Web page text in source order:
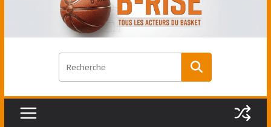
Freek élu MVP
Shai Gilgeous-Alexander : son premier
match à plus de 40 points en NBA, le
Pau Gasol dans l’histoire en 2002 :
premier européen sacré Rookie de
Rudy Gobert, deuxième Français élu